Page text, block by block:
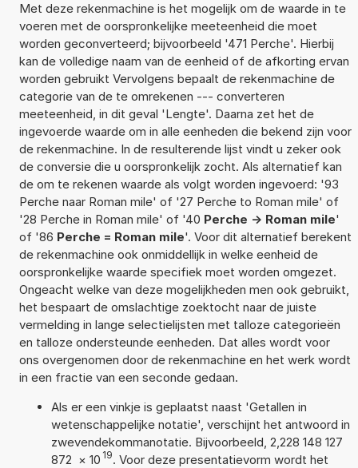
Met deze rekenmachine is het mogelijk om de waarde in te
voeren met de oorspronkelijke meeteenheid die moet
worden geconverteerd; bijvoorbeeld '471 Perche'. Hierbij
kan de volledige naam van de eenheid of de afkorting ervan
worden gebruikt Vervolgens bepaalt de rekenmachine de
categorie van de te omrekenen --- converteren
meeteenheid, in dit geval 'Lengte'. Daarna zet het de
ingevoerde waarde om in alle eenheden die bekend zijn voor
de rekenmachine. In de resulterende lijst vindt u zeker ook
de conversie die u oorspronkelijk zocht. Als alternatief kan
de om te rekenen waarde als volgt worden ingevoerd: '93
Perche naar Roman mile' of '27 Perche to Roman mile' of
'28 Perche in Roman mile' of '40 Perche -> Roman mile'
of '86 Perche = Roman mile'. Voor dit alternatief berekent
de rekenmachine ook onmiddellijk in welke eenheid de
oorspronkelijke waarde specifiek moet worden omgezet.
Ongeacht welke van deze mogelijkheden men ook gebruikt,
het bespaart de omslachtige zoektocht naar de juiste
vermelding in lange selectielijsten met talloze categorieën
en talloze ondersteunde eenheden. Dat alles wordt voor
ons overgenomen door de rekenmachine en het werk wordt
in een fractie van een seconde gedaan.
Als er een vinkje is geplaatst naast 'Getallen in
wetenschappelijke notatie', verschijnt het antwoord in
zwevendekommanotatie. Bijvoorbeeld, 2,228 148 127
872 × 10 19. Voor deze presentatievorm wordt het